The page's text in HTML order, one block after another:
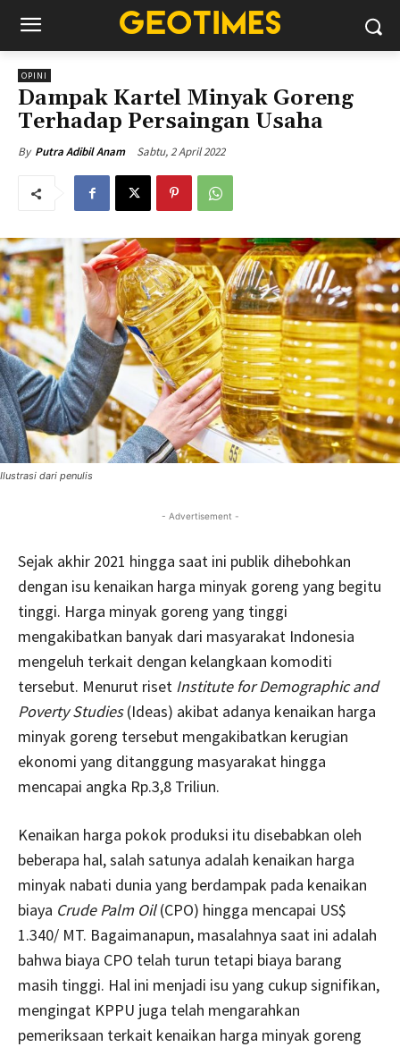
OPINI
Dampak Kartel Minyak Goreng
Terhadap Persaingan Usaha
By Putra Adibil Anam Sabtu, 2 April 2022
Ilustrasi dari penulis
- Advertisement -
Sejak akhir 2021 hingga saat ini publik dihebohkan
dengan isu kenaikan harga minyak goreng yang begitu
tinggi. Harga minyak goreng yang tinggi
mengakibatkan banyak dari masyarakat Indonesia
mengeluh terkait dengan kelangkaan komoditi
tersebut. Menurut riset Institute for Demographic and
Poverty Studies(Ideas) akibat adanya kenaikan harga
minyak goreng tersebut mengakibatkan kerugian
ekonomi yang ditanggung masyarakat hingga
mencapai angka Rp.3,8 Triliun.
Kenaikan harga pokok produksi itu disebabkan oleh
beberapa hal, salah satunya adalah kenaikan harga
minyak nabati dunia yang berdampak pada kenaikan
biaya Crude Palm Oil(CPO) hingga mencapai US$
1.340/ MT. Bagaimanapun, masalahnya saat ini adalah
bahwa biaya CPO telah turun tetapi biaya barang
masih tinggi. Hal ini menjadi isu yang cukup signifikan,
mengingat KPPU juga telah mengarahkan
pemeriksaan terkait kenaikan harga minyak goreng